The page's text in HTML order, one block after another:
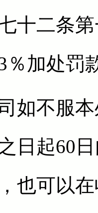
十二条
％加处
不服本
日起60
也可以